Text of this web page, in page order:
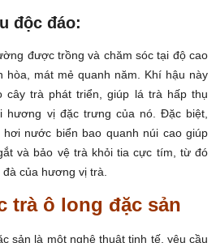
độc đáo:
được trồng và chăm sóc tại độ cao
hòa, mát mẻ quanh năm. Khí hậu này
cây trà phát triển, giúp lá trà hấp thụ
hương vị đặc trưng của nó. Đặc biệt,
nước biển bao quanh núi cao giúp
và bảo vệ trà khỏi tia cực tím, từ đó
của hương vị trà.
trà ô long đặc sản
sản là một nghệ thuật tinh tế, yêu cầu